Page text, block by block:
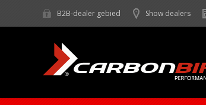
B2B-dealer gebied Show dealers